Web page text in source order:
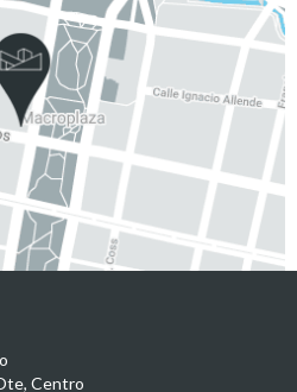
Centro